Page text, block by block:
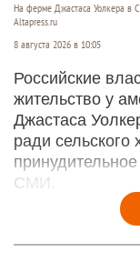
На ферме Джастаса Уолкера в
Altapress.ru
8 августа 2026 в 10:05
Российские
жительство у
Джастаса
ради сельского
СМИ.